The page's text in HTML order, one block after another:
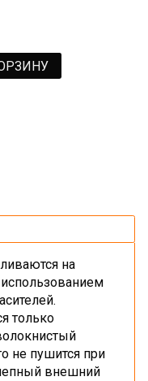
на
только
не пушится при
внешний